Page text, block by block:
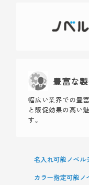
豊富な
幅広い業界での豊
と販促効果の高い
す。
名入れ可能ノベル
カラー指定可能ノ